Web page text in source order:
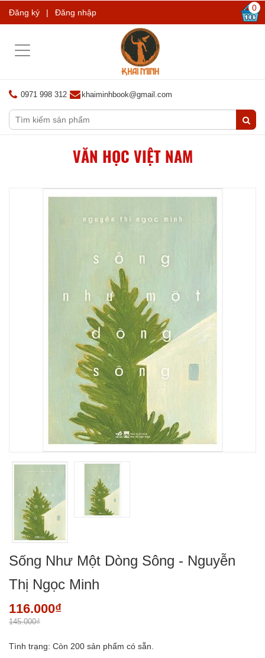
Đăng ký | Đăng nhập 0
Toggle
0971 998 312 khaiminhbook@gmail.com
VĂN HỌC VIỆT NAM
Sống Như Một Dòng Sông - Nguyễn
Thị Ngọc Minh
116.000₫
145.000₫
Tình trạng: Còn 200 sản phẩm có sẵn.